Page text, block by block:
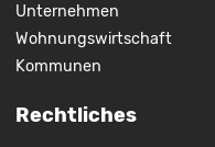
Unternehmen
Wohnungswirtschaft
Kommunen
Rechtliches